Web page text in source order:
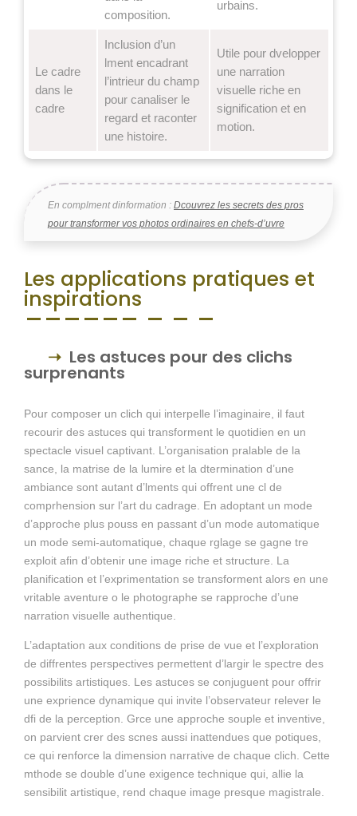
composition.
urbains.
Le cadre
dans le
cadre
Inclusion d’un
lment encadrant
l’intrieur du champ
pour canaliser le
regard et raconter
une histoire.
Utile pour dvelopper
une narration
visuelle riche en
signification et en
motion.
En complment dinformation : Dcouvrez les secrets des pros
pour transformer vos photos ordinaires en chefs-d’uvre
Les applications pratiques et
inspirations
Les astuces pour des clichs
surprenants
Pour composer un clich qui interpelle l’imaginaire, il faut
recourir des astuces qui transforment le quotidien en un
spectacle visuel captivant. L’organisation pralable de la
sance, la matrise de la lumire et la dtermination d’une
ambiance sont autant d’lments qui offrent une cl de
comprhension sur l’art du cadrage. En adoptant un mode
d’approche plus pouss en passant d’un mode automatique
un mode semi-automatique, chaque rglage se gagne tre
exploit afin d’obtenir une image riche et structure. La
planification et l’exprimentation se transforment alors en une
vritable aventure o le photographe se rapproche d’une
narration visuelle authentique.
L’adaptation aux conditions de prise de vue et l’exploration
de diffrentes perspectives permettent d’largir le spectre des
possibilits artistiques. Les astuces se conjuguent pour offrir
une exprience dynamique qui invite l’observateur relever le
dfi de la perception. Grce une approche souple et inventive,
on parvient crer des scnes aussi inattendues que potiques,
ce qui renforce la dimension narrative de chaque clich. Cette
mthode se double d’une exigence technique qui, allie la
sensibilit artistique, rend chaque image presque magistrale.